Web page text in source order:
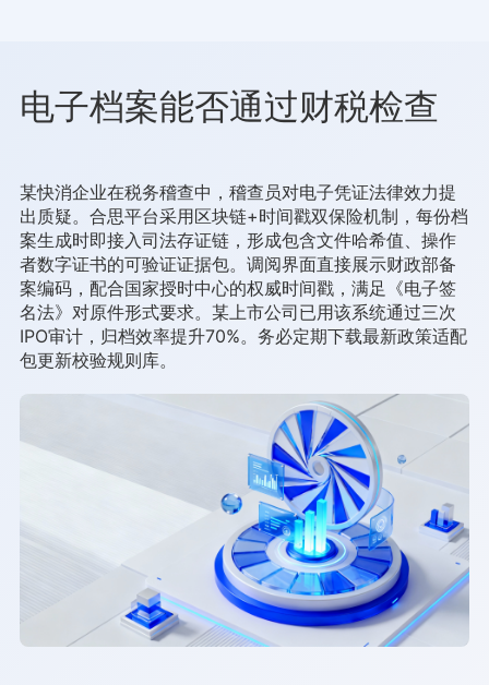
电子档案能否通过财税检查
某快消企业在税务稽查中，稽查员对电子凭证法律效力提
出质疑。合思平台采用区块链+时间戳双保险机制，每份档
案生成时即接入司法存证链，形成包含文件哈希值、操作
者数字证书的可验证证据包。调阅界面直接展示财政部备
案编码，配合国家授时中心的权威时间戳，满足《电子签
名法》对原件形式要求。某上市公司已用该系统通过三次
IPO审计，归档效率提升70%。务必定期下载最新政策适配
包更新校验规则库。